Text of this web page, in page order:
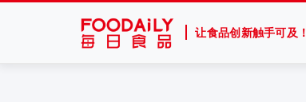
让食品创新触手可及！